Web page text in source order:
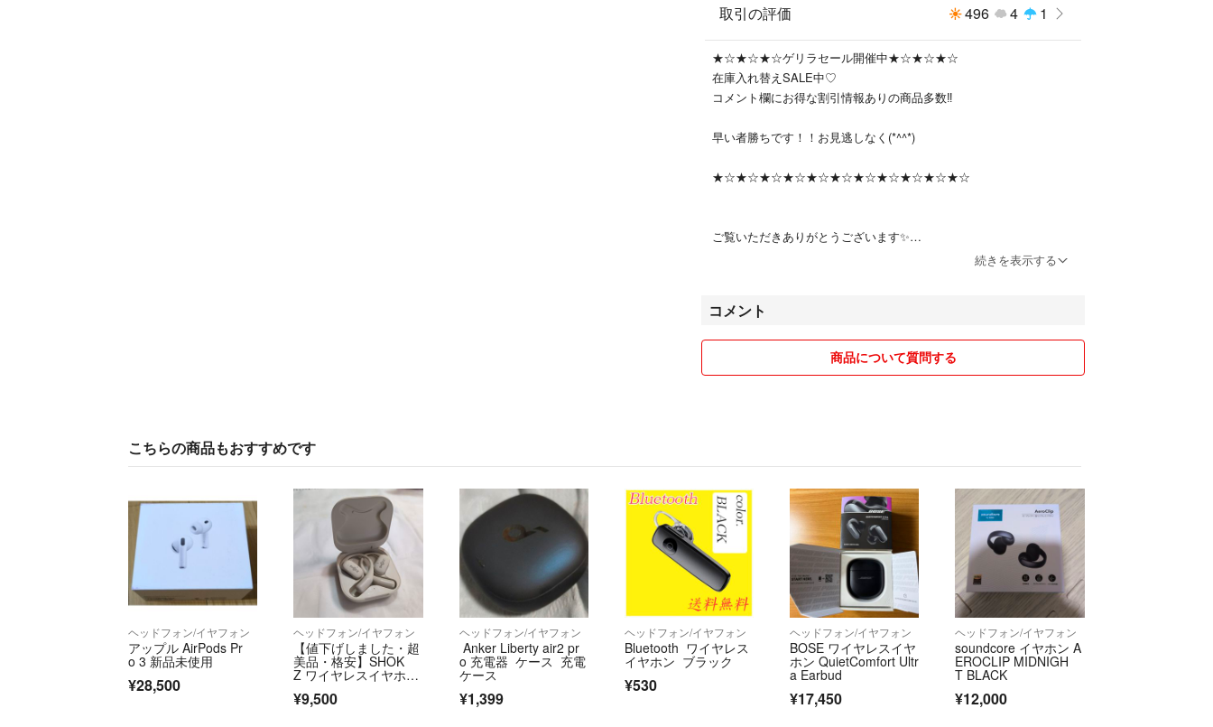
取引の評価 496 4 1
★☆★☆★☆ゲリラセール開催中★☆★☆★☆
在庫入れ替えSALE中♡
コメント欄にお得な割引情報ありの商品多数‼️
早い者勝ちです！！お見逃しなく(*^^*)
★☆★☆★☆★☆★☆★☆★☆★☆★☆★☆★☆
ご覧いただきありがとうございます✨
中古品から未使用品まで幅広く扱っています。
できる限り商品の詳細は記載しておりますが、
不明点などありましたら、お気軽にコメントくださいね！
1000~2999円→50円引き
3000円〜→100円引き
8000円〜→200円引き
15000円〜→300円引き
購入前にコメント欄で
フォローしましたとお伝えください
(※ご購入後は割引出来ません)
不定期にゲリラセール開催しますので
見逃したくない方はフォローして要チェック❤️
❇️2個以上のご購入♡
続きを表示する
コメント
商品について質問する
こちらの商品もおすすめです
ヘッドフォン/イヤフォン
アップル AirPods Pr
o 3 新品未使用
¥28,500
ヘッドフォン/イヤフォン
【値下げしました・超
美品・格安】SHOK
Z ワイヤレスイヤホ
¥9,500
ヘッドフォン/イヤフォン
Anker Liberty air2 pr
o 充電器 ケース 充電
ケース
¥1,399
ヘッドフォン/イヤフォン
Bluetooth ワイヤレス
イヤホン ブラック
¥530
ヘッドフォン/イヤフォン
BOSE ワイヤレスイヤ
ホン QuietComfort Ultr
a Earbud
¥17,450
ヘッドフォン/イヤフォン
soundcore イヤホン A
EROCLIP MIDNIGH
T BLACK
¥12,000